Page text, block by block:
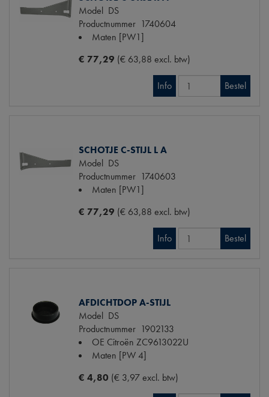
Model DS
Productnummer 1740604
Maten [PW1]
€ 77,29 (€ 63,88 excl. btw)
Info Bestel
SCHOTJE C-STIJL L A
Model DS
Productnummer 1740603
Maten [PW1]
€ 77,29 (€ 63,88 excl. btw)
Info Bestel
AFDICHTDOP A-STIJL
Model DS
Productnummer 1902133
OE Citroën ZC9613022U
Maten [PW 4]
€ 4,80 (€ 3,97 excl. btw)